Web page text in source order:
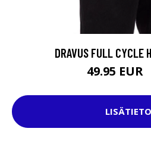
DRAVUS FULL CYCLE
49.95 EUR